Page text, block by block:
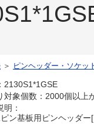
＞ ピンヘッダー・ソケッ
2130S1*1GSE
対象個数：2000個以上
明：
ン基板用ピンヘッダ